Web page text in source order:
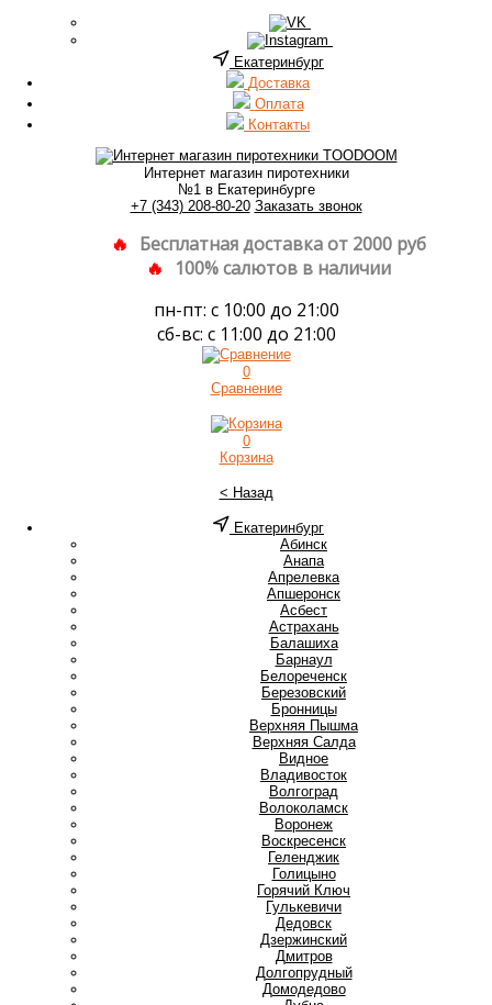
Екатеринбург
Доставка
Оплата
Контакты
Интернет магазин пиротехники
№1 в Екатеринбурге
+7 (343) 208-80-20 Заказать звонок
Бесплатная доставка от 2000 руб
100% салютов в наличии
пн-пт: с 10:00 до 21:00
сб-вс: с 11:00 до 21:00
0
Сравнение
0
Корзина
< Назад
Екатеринбург
Абинск
Анапа
Апрелевка
Апшеронск
Асбест
Астрахань
Балашиха
Барнаул
Белореченск
Березовский
Бронницы
Верхняя Пышма
Верхняя Салда
Видное
Владивосток
Волгоград
Волоколамск
Воронеж
Воскресенск
Геленджик
Голицыно
Горячий Ключ
Гулькевичи
Дедовск
Дзержинский
Дмитров
Долгопрудный
Домодедово